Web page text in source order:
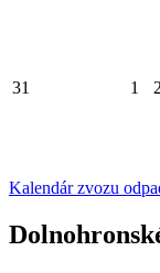
31 1
Kalendár zvozu